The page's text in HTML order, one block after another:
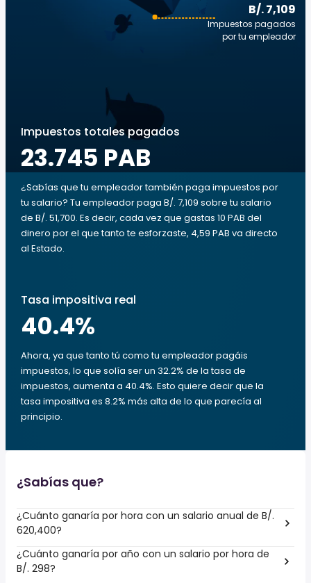
B/. 7,109
Impuestos pagados
por tu empleador
Impuestos totales pagados
23.745 PAB
¿Sabías que tu empleador también paga impuestos por
tu salario? Tu empleador paga B/. 7,109 sobre tu salario
de B/. 51,700. Es decir, cada vez que gastas 10 PAB del
dinero por el que tanto te esforzaste, 4,59 PAB va directo
al Estado.
Tasa impositiva real
40.4%
Ahora, ya que tanto tú como tu empleador pagáis
impuestos, lo que solía ser un 32.2% de la tasa de
impuestos, aumenta a 40.4%. Esto quiere decir que la
tasa impositiva es 8.2% más alta de lo que parecía al
principio.
¿Sabías que?
¿Cuánto ganaría por hora con un salario anual de B/.
620,400?
¿Cuánto ganaría por año con un salario por hora de
B/. 298?